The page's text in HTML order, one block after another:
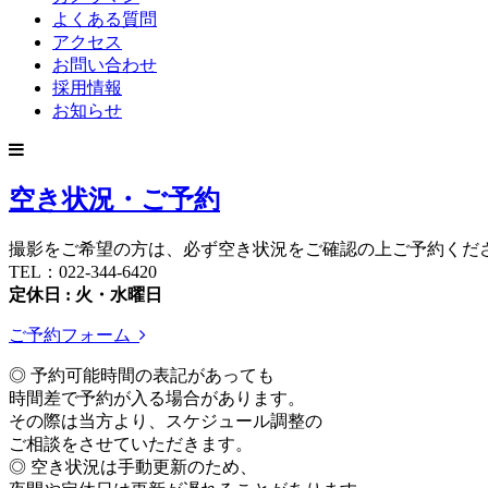
よくある質問
アクセス
お問い合わせ
採用情報
お知らせ
空き状況・ご予約
撮影をご希望の方は、必ず空き状況をご確認の上ご予約くだ
TEL：022-344-6420
定休日 : 火・水曜日
ご予約フォーム
◎ 予約可能時間の表記があっても
時間差で予約が入る場合があります。
その際は当方より、スケジュール調整の
ご相談をさせていただきます。
◎ 空き状況は手動更新のため、